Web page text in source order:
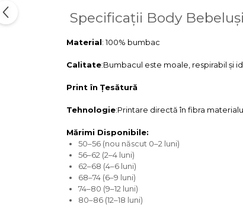
Specificații Body Bebeluși
Material: 100% bumbac
Calitate:Bumbacul este moale, respirabil și
Print în Țesătură
Tehnologie:Printare directă în fibra
Mărimi Disponibile:
50–56 (nou născut 0–2 luni)
56–62 (2–4 luni)
62–68 (4–6 luni)
68–74 (6–9 luni)
74–80 (9–12 luni)
80–86 (12–18 luni)